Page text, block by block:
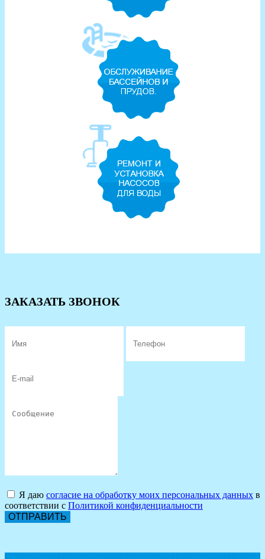
ЗАКАЗАТЬ ЗВОНОК
Я даю согласие на обработку моих персональных данных в
соответствии с Политикой конфиденциальности
ОТПРАВИТЬ